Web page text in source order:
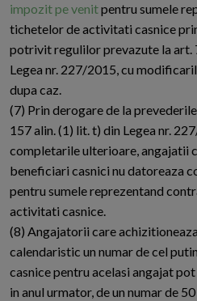
impozit pe venitpentru sumele
tichetelor de activitati casnice
potrivit regulilor prevazute la art.
Legea nr. 227/2015, cu
dupa caz.
(7) Prin derogare de la
157 alin. (1) lit. t) din Legea nr.
completarile ulterioare, angajatii
beneficiari casnici nu datoreaza
pentru sumele reprezentand
activitati casnice.
(8) Angajatorii care
calendaristic un numar de cel
casnice pentru acelasi angajat
in anul urmator, de un numar de